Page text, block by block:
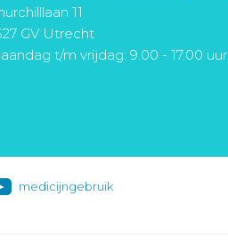
11
GV Utrecht
t/m vrijdag: 9.00 - 17.00 uur
medicijngebruik